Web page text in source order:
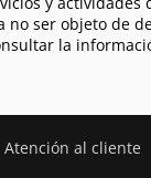
ser objeto de
la
Atención al cliente